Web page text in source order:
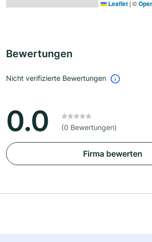
Leaflet | ©
Bewertungen
Nicht verifizierte Bewertungen
0.0 (0 Bewertungen)
Firma bewerten